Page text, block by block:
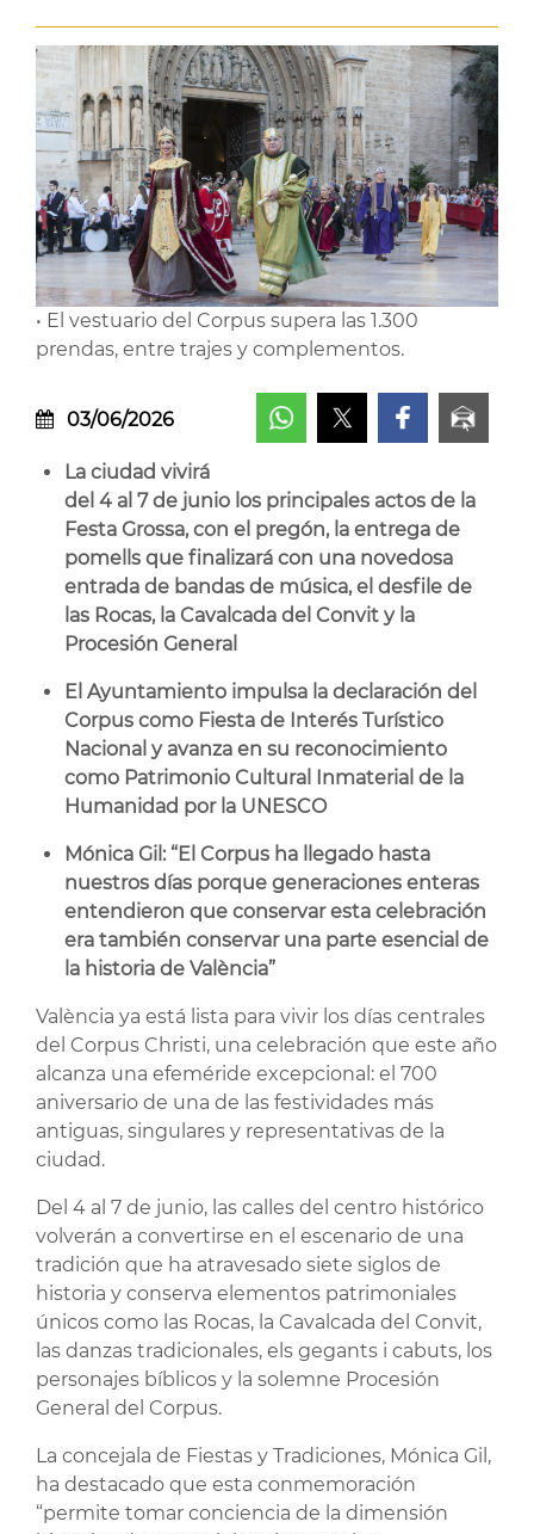
• El vestuario del Corpus supera las 1.300
prendas, entre trajes y complementos.
03/06/2026
La ciudad vivirá
del 4 al 7 de junio los principales actos de la
Festa Grossa, con el pregón, la entrega de
pomells que finalizará con una novedosa
entrada de bandas de música, el desfile de
las Rocas, la Cavalcada del Convit y la
Procesión General
El Ayuntamiento impulsa la declaración del
Corpus como Fiesta de Interés Turístico
Nacional y avanza en su reconocimiento
como Patrimonio Cultural Inmaterial de la
Humanidad por la UNESCO
Mónica Gil: “El Corpus ha llegado hasta
nuestros días porque generaciones enteras
entendieron que conservar esta celebración
era también conservar una parte esencial de
la historia de València”
València ya está lista para vivir los días centrales
del Corpus Christi, una celebración que este año
alcanza una efeméride excepcional: el 700
aniversario de una de las festividades más
antiguas, singulares y representativas de la
ciudad.
Del 4 al 7 de junio, las calles del centro histórico
volverán a convertirse en el escenario de una
tradición que ha atravesado siete siglos de
historia y conserva elementos patrimoniales
únicos como las Rocas, la Cavalcada del Convit,
las danzas tradicionales, els gegants i cabuts, los
personajes bíblicos y la solemne Procesión
General del Corpus.
La concejala de Fiestas y Tradiciones, Mónica Gil,
ha destacado que esta conmemoración
“permite tomar conciencia de la dimensión